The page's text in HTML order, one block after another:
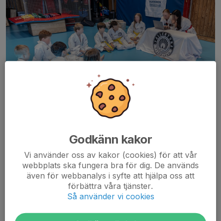
terminens gradering
DEADLINE för anmälan: 03 juni kl 22.0
Det kommer inte att gå att anmäla sig efter deadline, men det
kommer att gå att gradera sig - dock med stor risk att inte få ett
bälte den dagen....
Läs mer
Kom och träna med Ylva och Sander
Godkänn kakor
Vi använder oss av kakor (cookies) för att vår
webbplats ska fungera bra för dig. De används
även för webbanalys i syfte att hjälpa oss att
förbättra våra tjänster.
Så använder vi cookies